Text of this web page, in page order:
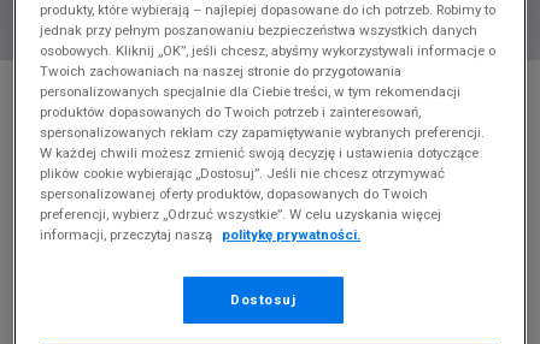
* Zdjęcie poglądowe
NIKE BLUZA Z KAPTUREM B NSW SI FLC PO
BB BOY
Produkt pochodzi z końcówek aktualnych kolekcji, ubiegłych
sezonów lub z ekspozycji.Szczegóły.
produkty, które wybierają – najlepiej dopasowane do ich potrzeb. Robimy to
jednak przy pełnym poszanowaniu bezpieczeństwa wszystkich danych
osobowych. Kliknij „OK”, jeśli chcesz, abyśmy wykorzystywali informacje o
Twoich zachowaniach na naszej stronie do przygotowania
personalizowanych specjalnie dla Ciebie treści, w tym rekomendacji
produktów dopasowanych do Twoich potrzeb i zainteresowań,
spersonalizowanych reklam czy zapamiętywanie wybranych preferencji.
W każdej chwili możesz zmienić swoją decyzję i ustawienia dotyczące
plików cookie wybierając „Dostosuj”. Jeśli nie chcesz otrzymywać
spersonalizowanej oferty produktów, dopasowanych do Twoich
preferencji, wybierz „Odrzuć wszystkie”. W celu uzyskania więcej
informacji, przeczytaj naszą
politykę prywatności.
Dostosuj